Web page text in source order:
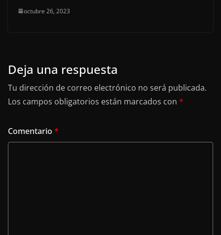
octubre 26, 2023
Deja una respuesta
Tu dirección de correo electrónico no será publicada.
Los campos obligatorios están marcados con *
Comentario *